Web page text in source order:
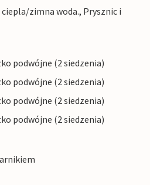
ciepla/zimna woda., Prysznic i
podwójne (2 siedzenia)
podwójne (2 siedzenia)
podwójne (2 siedzenia)
podwójne (2 siedzenia)